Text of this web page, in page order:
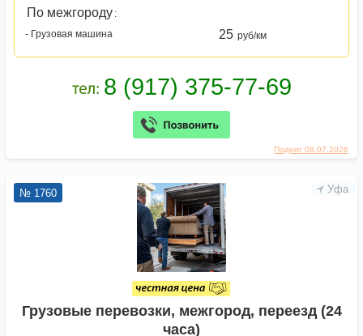
Поднят 08.07.2026
По межгороду :
- Грузовая машина
25 руб/км
Уфа
№ 1760
Грузовые перевозки, межгород, переезд (24
часа)